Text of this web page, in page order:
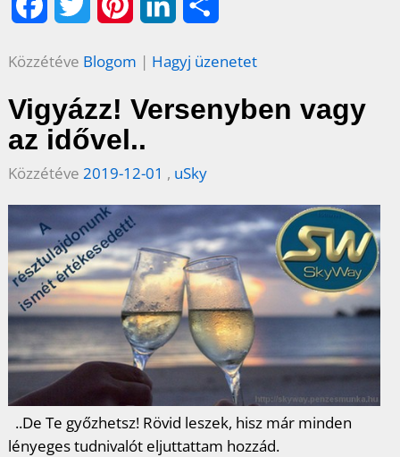
e
b
o
k
t
t
e
r
t
e
r
e
s
t
n
k
d
n
z
e
g
Közzétéve Blogom | Hagyj üzenetet
Vigyázz! Versenyben vagy
az idővel..
Közzétéve 2019-12-01 , uSky
..De Te győzhetsz! Rövid leszek, hisz már minden
lényeges tudnivalót eljuttattam hozzád.